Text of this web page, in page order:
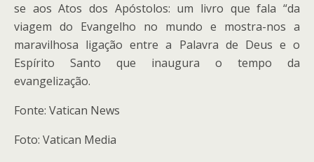
se aos Atos dos Apóstolos: um livro que fala “da
viagem do Evangelho no mundo e mostra-nos a
maravilhosa ligação entre a Palavra de Deus e o
Espírito Santo que inaugura o tempo da
evangelização.
Fonte: Vatican News
Foto: Vatican Media